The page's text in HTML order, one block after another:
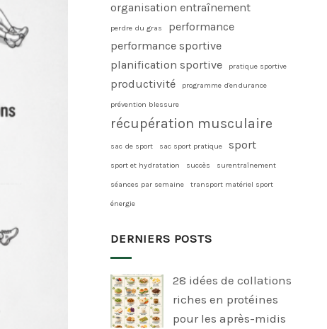
organisation entraînement
perdre du gras
performance
performance sportive
planification sportive
pratique sportive
productivité programme d'endurance
prévention blessure
récupération musculaire
sac de sport sac sport pratique sport
sport et hydratation succès surentraînement
séances par semaine transport matériel sport
énergie
DERNIERS POSTS
28 idées de collations
riches en protéines
pour les après-midis